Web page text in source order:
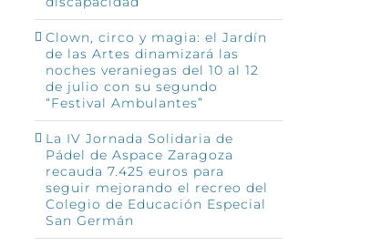
Clown, circo y magia: el Jardín
de las Artes dinamizará las
noches veraniegas del 10 al 12
de julio con su segundo
“Festival Ambulantes”
La IV Jornada Solidaria de
Pádel de Aspace Zaragoza
recauda 7.425 euros para
seguir mejorando el recreo del
Colegio de Educación Especial
San Germán